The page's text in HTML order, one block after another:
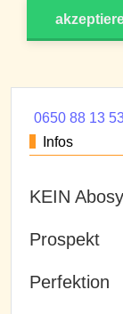
0650 88 13
Infos
KEIN
Prospekt
Perfektion